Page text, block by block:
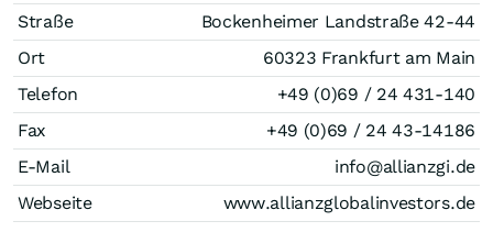
Straße
Bockenheimer Landstraße 42-44
Ort
60323 Frankfurt am Main
Telefon
+49 (0)69 / 24 431-140
Fax
+49 (0)69 / 24 43-14186
E-Mail
info@allianzgi.de
Webseite
www.allianzglobalinvestors.de